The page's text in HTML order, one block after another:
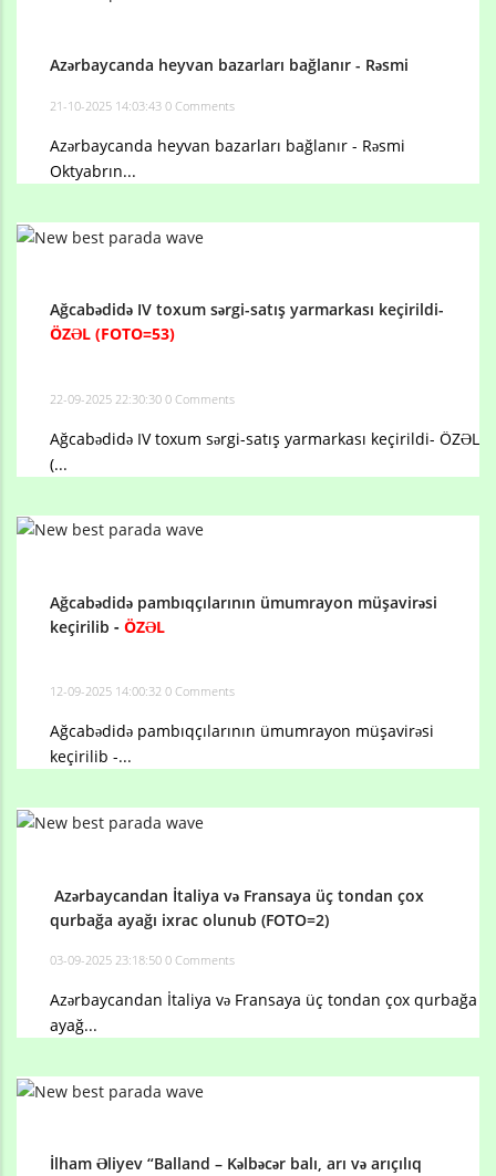
Azərbaycanda heyvan bazarları bağlanır - Rəsmi
21-10-2025 14:03:43 0 Comments
Azərbaycanda heyvan bazarları bağlanır - Rəsmi
Oktyabrın...
Ağcabədidə IV toxum sərgi-satış yarmarkası keçirildi-
ÖZƏL (FOTO=53)
22-09-2025 22:30:30 0 Comments
Ağcabədidə IV toxum sərgi-satış yarmarkası keçirildi- ÖZƏL
(...
Ağcabədidə pambıqçılarının ümumrayon müşavirəsi
keçirilib - ÖZƏL
12-09-2025 14:00:32 0 Comments
Ağcabədidə pambıqçılarının ümumrayon müşavirəsi
keçirilib -...
Azərbaycandan İtaliya və Fransaya üç tondan çox
qurbağa ayağı ixrac olunub (FOTO=2)
03-09-2025 23:18:50 0 Comments
Azərbaycandan İtaliya və Fransaya üç tondan çox qurbağa
ayağ...
İlham Əliyev “Balland – Kəlbəcər balı, arı və arıçılıq